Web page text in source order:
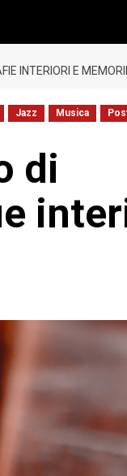
INTERIORI E
Jazz Musica
di